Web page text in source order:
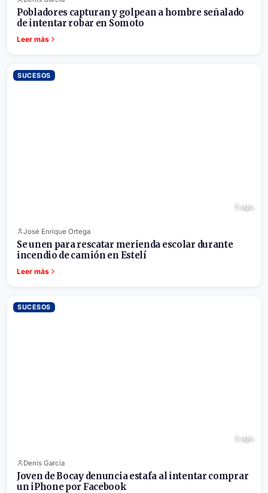
Pobladores capturan y golpean a hombre señalado
de intentar robar en Somoto
Leer más
SUCESOS
5 ago.
José Enrique Ortega
Se unen para rescatar merienda escolar durante
incendio de camión en Estelí
Leer más
SUCESOS
5 ago.
Denis García
Joven de Bocay denuncia estafa al intentar comprar
un iPhone por Facebook